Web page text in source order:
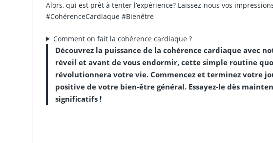
Alors, qui est prêt à tenter l’expérience? Laissez-nous vos
#CohérenceCardiaque #Bienêtre
Comment on fait la cohérence cardiaque ?
Découvrez la puissance de la cohérence cardiaque avec
réveil et avant de vous endormir, cette simple routine
révolutionnera votre vie. Commencez et terminez votre
positive de votre bien-être général. Essayez-le dès
significatifs !